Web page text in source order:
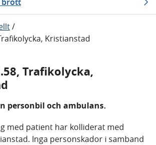
/
Kristianstad
Trafikolycka,
personbil och ambulans.
med patient har kolliderat med
Inga personskador i samband